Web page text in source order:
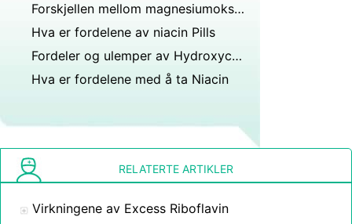
Forskjellen mellom magnesiumoksid &Magnesium Citrate
Hva er fordelene av niacin Pills
Fordeler og ulemper av Hydroxycut Hardcore
Hva er fordelene med å ta Niacin
RELATERTE ARTIKLER
Virkningene av Excess Riboflavin